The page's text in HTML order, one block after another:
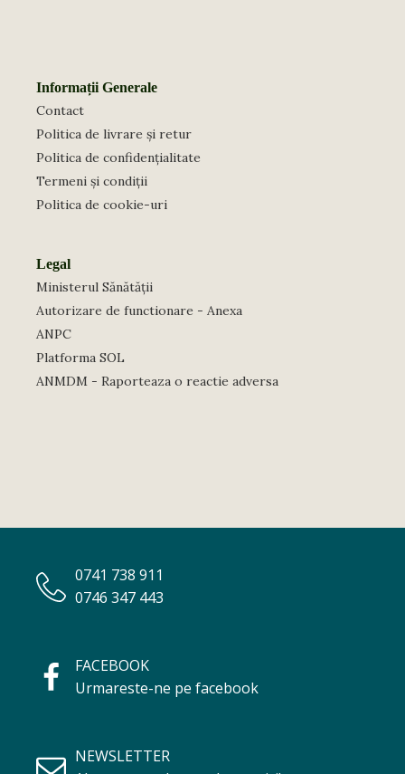
Informații Generale
Contact
Politica de livrare și retur
Politica de confidențialitate
Termeni și condiții
Politica de cookie-uri
Legal
Ministerul Sănătății
Autorizare de functionare - Anexa
ANPC
Platforma SOL
ANMDM - Raporteaza o reactie adversa
0741 738 911
0746 347 443
FACEBOOK
Urmareste-ne pe facebook
NEWSLETTER